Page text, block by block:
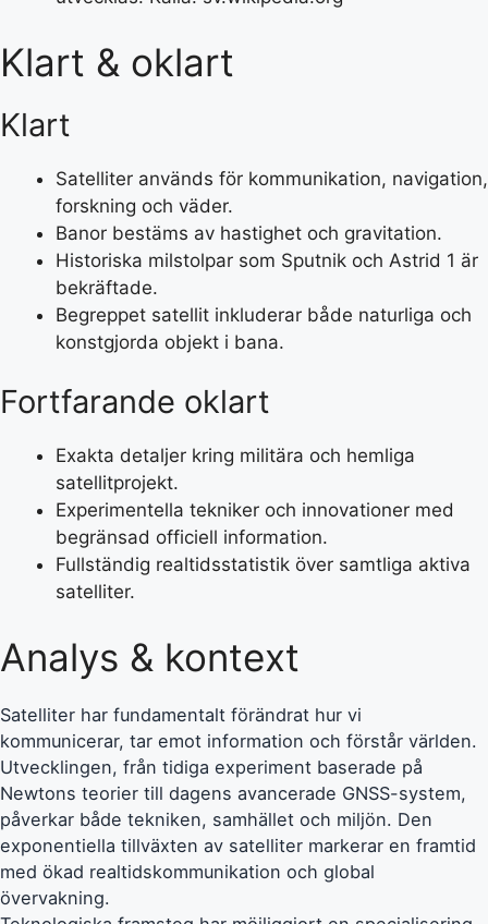
Klart & oklart
Klart
Satelliter används för kommunikation, navigation,
forskning och väder.
Banor bestäms av hastighet och gravitation.
Historiska milstolpar som Sputnik och Astrid 1 är
bekräftade.
Begreppet satellit inkluderar både naturliga och
konstgjorda objekt i bana.
Fortfarande oklart
Exakta detaljer kring militära och hemliga
satellitprojekt.
Experimentella tekniker och innovationer med
begränsad officiell information.
Fullständig realtidsstatistik över samtliga aktiva
satelliter.
Analys & kontext
Satelliter har fundamentalt förändrat hur vi
kommunicerar, tar emot information och förstår världen.
Utvecklingen, från tidiga experiment baserade på
Newtons teorier till dagens avancerade GNSS-system,
påverkar både tekniken, samhället och miljön. Den
exponentiella tillväxten av satelliter markerar en framtid
med ökad realtidskommunikation och global
övervakning.